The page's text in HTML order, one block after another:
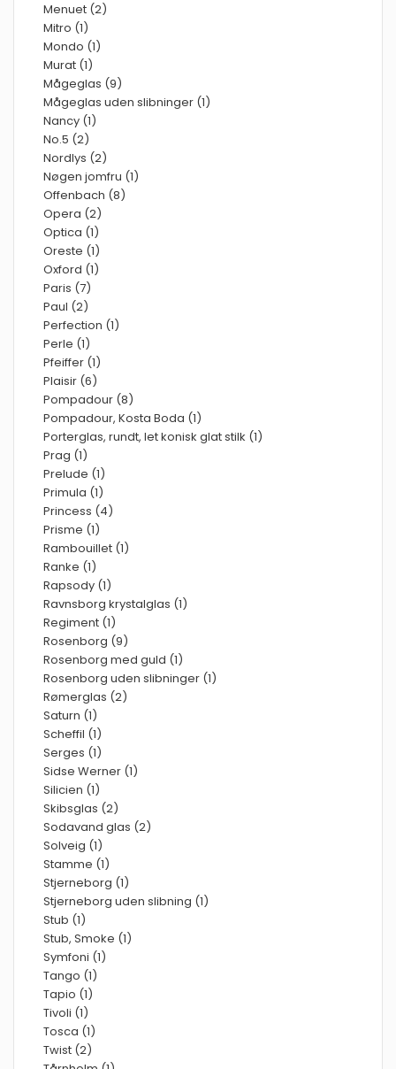
Menuet (2)
Mitro (1)
Mondo (1)
Murat (1)
Mågeglas (9)
Mågeglas uden slibninger (1)
Nancy (1)
No.5 (2)
Nordlys (2)
Nøgen jomfru (1)
Offenbach (8)
Opera (2)
Optica (1)
Oreste (1)
Oxford (1)
Paris (7)
Paul (2)
Perfection (1)
Perle (1)
Pfeiffer (1)
Plaisir (6)
Pompadour (8)
Pompadour, Kosta Boda (1)
Porterglas, rundt, let konisk glat stilk (1)
Prag (1)
Prelude (1)
Primula (1)
Princess (4)
Prisme (1)
Rambouillet (1)
Ranke (1)
Rapsody (1)
Ravnsborg krystalglas (1)
Regiment (1)
Rosenborg (9)
Rosenborg med guld (1)
Rosenborg uden slibninger (1)
Rømerglas (2)
Saturn (1)
Scheffil (1)
Serges (1)
Sidse Werner (1)
Silicien (1)
Skibsglas (2)
Sodavand glas (2)
Solveig (1)
Stamme (1)
Stjerneborg (1)
Stjerneborg uden slibning (1)
Stub (1)
Stub, Smoke (1)
Symfoni (1)
Tango (1)
Tapio (1)
Tivoli (1)
Tosca (1)
Twist (2)